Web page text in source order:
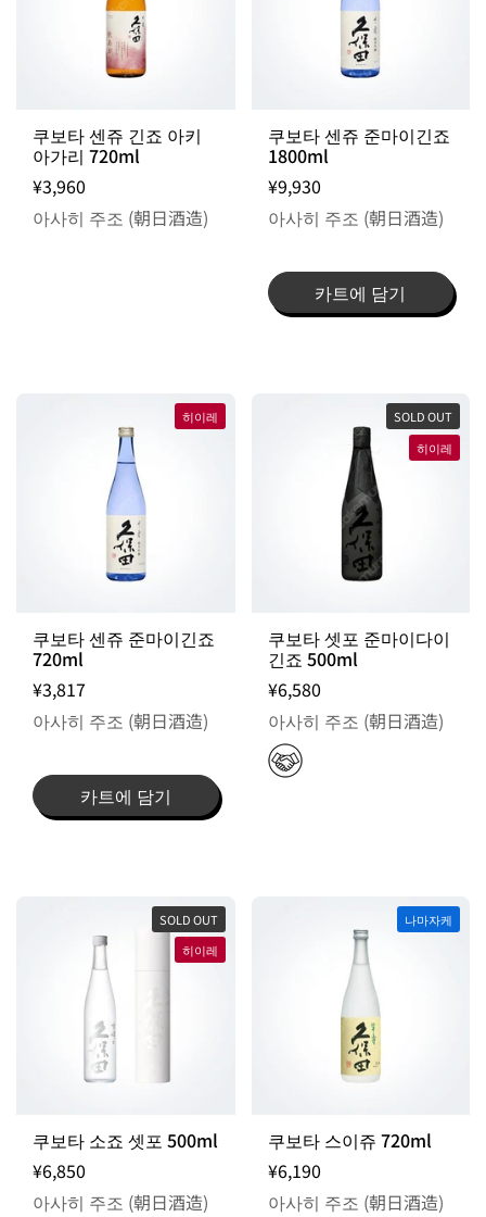
쿠보타 센쥬 긴죠 아키
아가리 720ml
¥3,960
아사히 주조 (朝日酒造)
쿠보타 센쥬 준마이긴죠
1800ml
¥9,930
아사히 주조 (朝日酒造)
카트에 담기
쿠보타 센쥬 준마이긴죠
720ml
¥3,817
아사히 주조 (朝日酒造)
카트에 담기
히이레
쿠보타 셋포 준마이다이
긴죠 500ml
¥6,580
아사히 주조 (朝日酒造)
SOLD OUT
히이레
쿠보타 소죠 셋포 500ml
¥6,850
아사히 주조 (朝日酒造)
SOLD OUT
히이레
쿠보타 스이쥬 720ml
¥6,190
아사히 주조 (朝日酒造)
나마자케